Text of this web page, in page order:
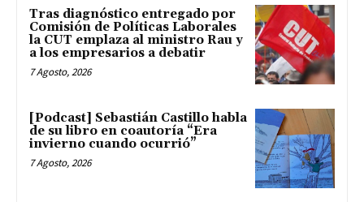
Tras diagnóstico entregado por
Comisión de Políticas Laborales
la CUT emplaza al ministro Rau y
a los empresarios a debatir
7 Agosto, 2026
[Podcast] Sebastián Castillo habla
de su libro en coautoría “Era
invierno cuando ocurrió”
7 Agosto, 2026